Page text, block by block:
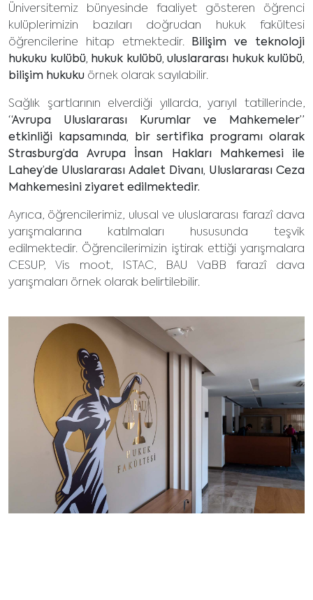
Üniversitemiz bünyesinde faaliyet gösteren öğrenci
kulüplerimizin bazıları doğrudan hukuk fakültesi
öğrencilerine hitap etmektedir.Bilişim ve teknoloji
hukuku kulübü, hukuk kulübü, uluslararası hukuk kulübü,
bilişim hukuku örnek olarak sayılabilir.
Sağlık şartlarının elverdiği yıllarda, yarıyıl tatillerinde,
“Avrupa Uluslararası Kurumlar ve Mahkemeler”
etkinliği kapsamında, bir sertifika programı olarak
Strasburg’da Avrupa İnsan Hakları Mahkemesi ile
Lahey’de Uluslararası Adalet Divanı, Uluslararası Ceza
Mahkemesini ziyaret edilmektedir.
Ayrıca, öğrencilerimiz, ulusal ve uluslararası farazî dava
yarışmalarına katılmaları hususunda teşvik
edilmektedir. Öğrencilerimizin iştirak ettiği yarışmalara
CESUP, Vis moot, ISTAC, BAU VaBB farazî dava
yarışmaları örnek olarak belirtilebilir.